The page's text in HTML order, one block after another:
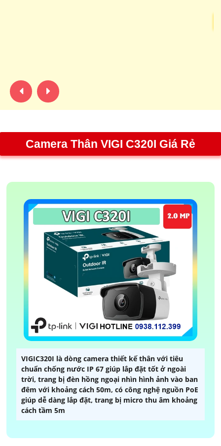
Camera Thân VIGI C320I Giá Rẻ
VIGIC320I là dòng camera thiết kế thân với tiêu
chuẩn chống nước IP 67 giúp lắp đặt tốt ở ngoài
trời, trang bị đèn hồng ngoại nhìn hình ảnh vào ban
đêm với khoảng cách 50m, có công nghệ nguồn PoE
giúp dễ dàng lắp đặt, trang bị micro thu âm khoảng
cách tầm 5m